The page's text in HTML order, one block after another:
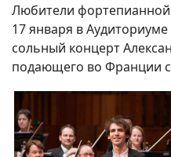
Любители
17 января в
сольный концерт
подающего во Франции